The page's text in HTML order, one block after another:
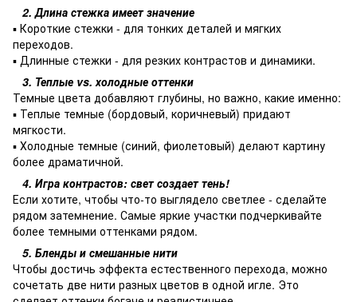
2. Длина стежка имеет значение
▪ Короткие стежки - для тонких деталей и мягких
переходов.
▪ Длинные стежки - для резких контрастов и динамики.
3. Теплые vs. холодные оттенки
Темные цвета добавляют глубины, но важно, какие именно:
▪ Теплые темные (бордовый, коричневый) придают
мягкости.
▪ Холодные темные (синий, фиолетовый) делают картину
более драматичной.
4. Игра контрастов: свет создает тень!
Если хотите, чтобы что-то выглядело светлее - сделайте
рядом затемнение. Самые яркие участки подчеркивайте
более темными оттенками рядом.
5. Бленды и смешанные нити
Чтобы достичь эффекта естественного перехода, можно
сочетать две нити разных цветов в одной игле. Это